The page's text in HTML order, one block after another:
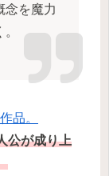
念を魔力
品。
公が成り上